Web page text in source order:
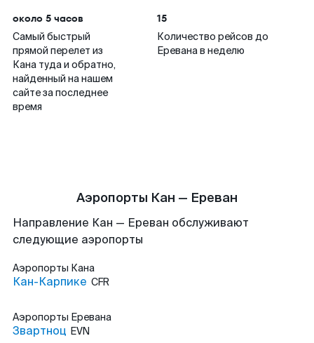
около 5 часов
Самый быстрый
прямой перелет из
Кана туда и обратно,
найденный на нашем
сайте за последнее
время
15
Количество рейсов до
Еревана в неделю
Аэропорты Кан — Ереван
Направление Кан — Ереван обслуживают
следующие аэропорты
Аэропорты Кана
Кан-Карпике CFR
Аэропорты Еревана
Звартноц EVN